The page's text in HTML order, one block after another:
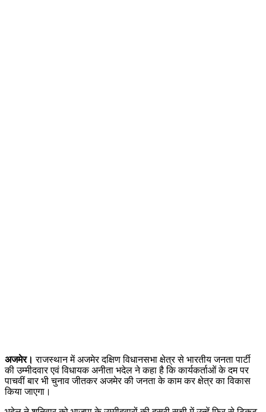
अजमेर। राजस्थान में अजमेर दक्षिण विधानसभा क्षेत्र से भारतीय जनता पार्टी
की उम्मीदवार एवं विधायक अनीता भदेल ने कहा है कि कार्यकर्ताओं के दम पर
पाचवीं बार भी चुनाव जीतकर अजमेर की जनता के काम कर क्षेत्र का विकास
किया जाएगा।